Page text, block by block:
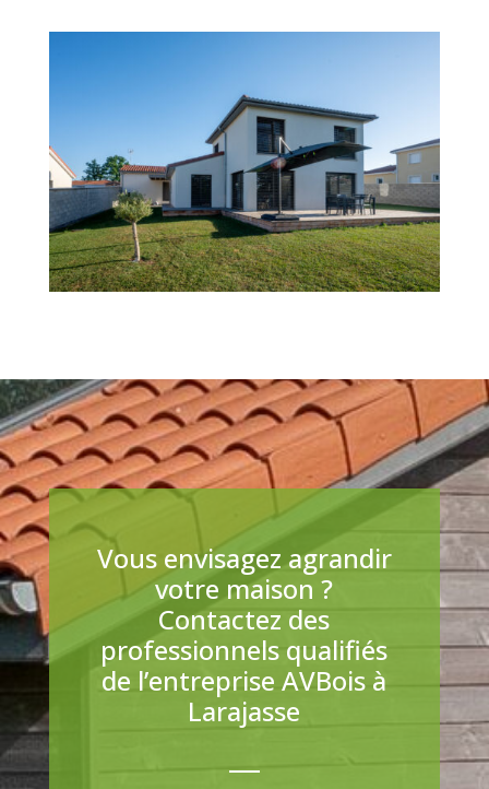
Vous envisagez agrandir
votre maison ?
Contactez des
professionnels qualifiés
de l’entreprise AVBois à
Larajasse